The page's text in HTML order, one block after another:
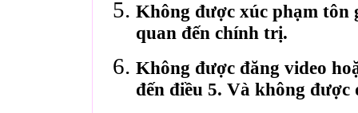
Không được xúc phạm tôn
quan đến chính trị.
Không được đăng video
đến điều 5. Và không